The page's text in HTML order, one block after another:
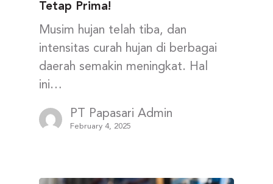
Tetap Prima!
Musim hujan telah tiba, dan
intensitas curah hujan di berbagai
daerah semakin meningkat. Hal
ini…
PT Papasari Admin
February 4, 2025